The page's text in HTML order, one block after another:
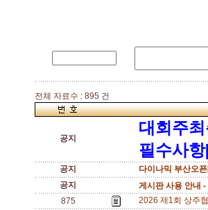
전체 자료수 : 895 건
공지
대회주
필수사
공지
다이나믹 부산오
공지
게시판 사용 안내 -
875
2026 제1회 상주